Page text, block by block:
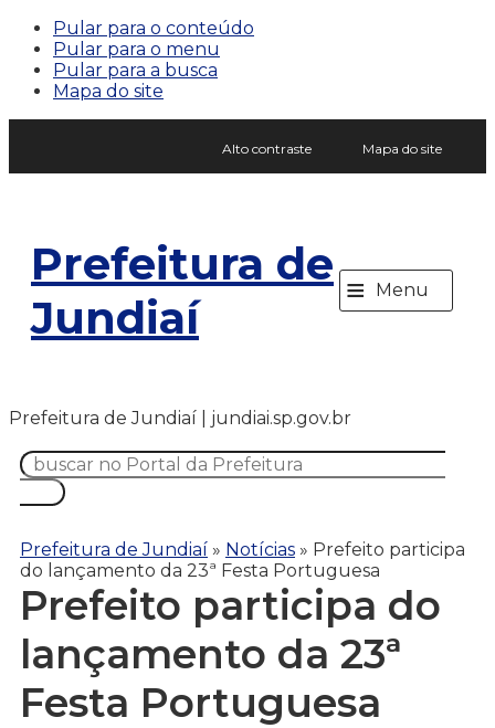
Pular para o conteúdo
Pular para o menu
Pular para a busca
Mapa do site
Alto contraste Mapa do site
Prefeitura de
Jundiaí
≡ Menu
Prefeitura de Jundiaí | jundiai.sp.gov.br
Prefeitura de Jundiaí » Notícias » Prefeito participa
do lançamento da 23ª Festa Portuguesa
Prefeito participa do
lançamento da 23ª
Festa Portuguesa